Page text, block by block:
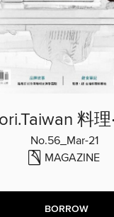
料理
No.56_Mar-21
MAGAZINE
BORROW